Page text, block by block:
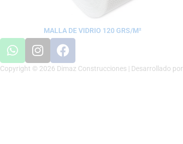
MALLA DE VIDRIO 120 GRS/M²
Copyright © 2026 Dimaz Construcciones | Desarrollado por